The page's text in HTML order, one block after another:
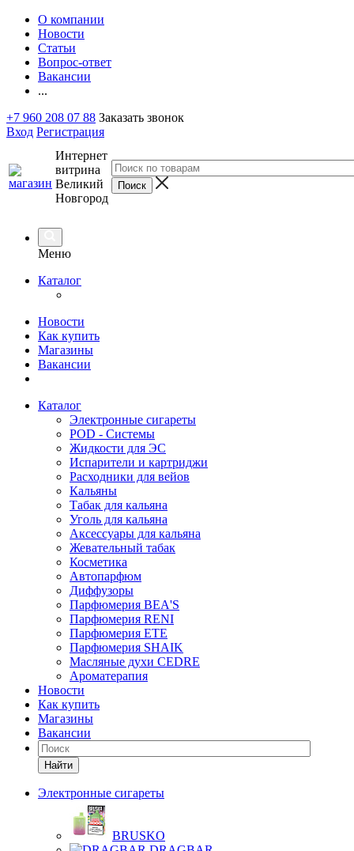
О компании
Новости
Статьи
Вопрос-ответ
Вакансии
...
+7 960 208 07 88 Заказать звонок
Вход Регистрация
Интернет
витрина
Великий
Новгород
Меню
Каталог
Новости
Как купить
Магазины
Вакансии
Каталог
Электронные сигареты
POD - Системы
Жидкости для ЭС
Испарители и картриджи
Расходники для вейов
Кальяны
Табак для кальяна
Уголь для кальяна
Аксессуары для кальяна
Жевательный табак
Косметика
Автопарфюм
Диффузоры
Парфюмерия BEA'S
Парфюмерия RENI
Парфюмерия ETE
Парфюмерия SHAIK
Масляные духи CEDRE
Ароматерапия
Новости
Как купить
Магазины
Вакансии
Найти
Электронные сигареты
BRUSKO